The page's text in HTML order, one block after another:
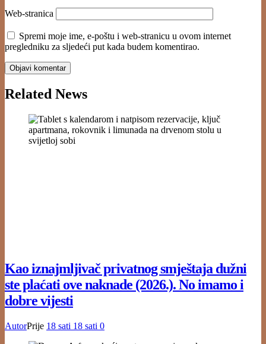
Web-stranica
Spremi moje ime, e-poštu i web-stranicu u ovom internet
pregledniku za sljedeći put kada budem komentirao.
Related News
Kao iznajmljivač privatnog smještaja dužni
ste plaćati ove naknade (2026.). No imamo i
dobre vijesti
AutorPrije 18 sati 18 sati 0